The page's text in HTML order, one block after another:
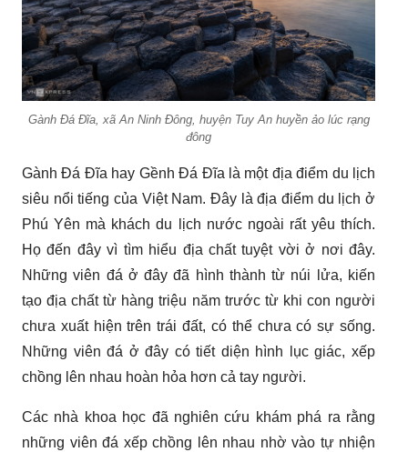
Gành Đá Đĩa, xã An Ninh Đông, huyện Tuy An huyền ảo lúc rạng
đông
Gành Đá Đĩa hay Gềnh Đá Đĩa là một địa điểm du lịch
siêu nổi tiếng của Việt Nam. Đây là địa điểm du lịch ở
Phú Yên mà khách du lịch nước ngoài rất yêu thích.
Họ đến đây vì tìm hiểu địa chất tuyệt vời ở nơi đây.
Những viên đá ở đây đã hình thành từ núi lửa, kiến
tạo địa chất từ hàng triệu năm trước từ khi con người
chưa xuất hiện trên trái đất, có thể chưa có sự sống.
Những viên đá ở đây có tiết diện hình lục giác, xếp
chồng lên nhau hoàn hỏa hơn cả tay người.
Các nhà khoa học đã nghiên cứu khám phá ra rằng
những viên đá xếp chồng lên nhau nhờ vào tự nhiện